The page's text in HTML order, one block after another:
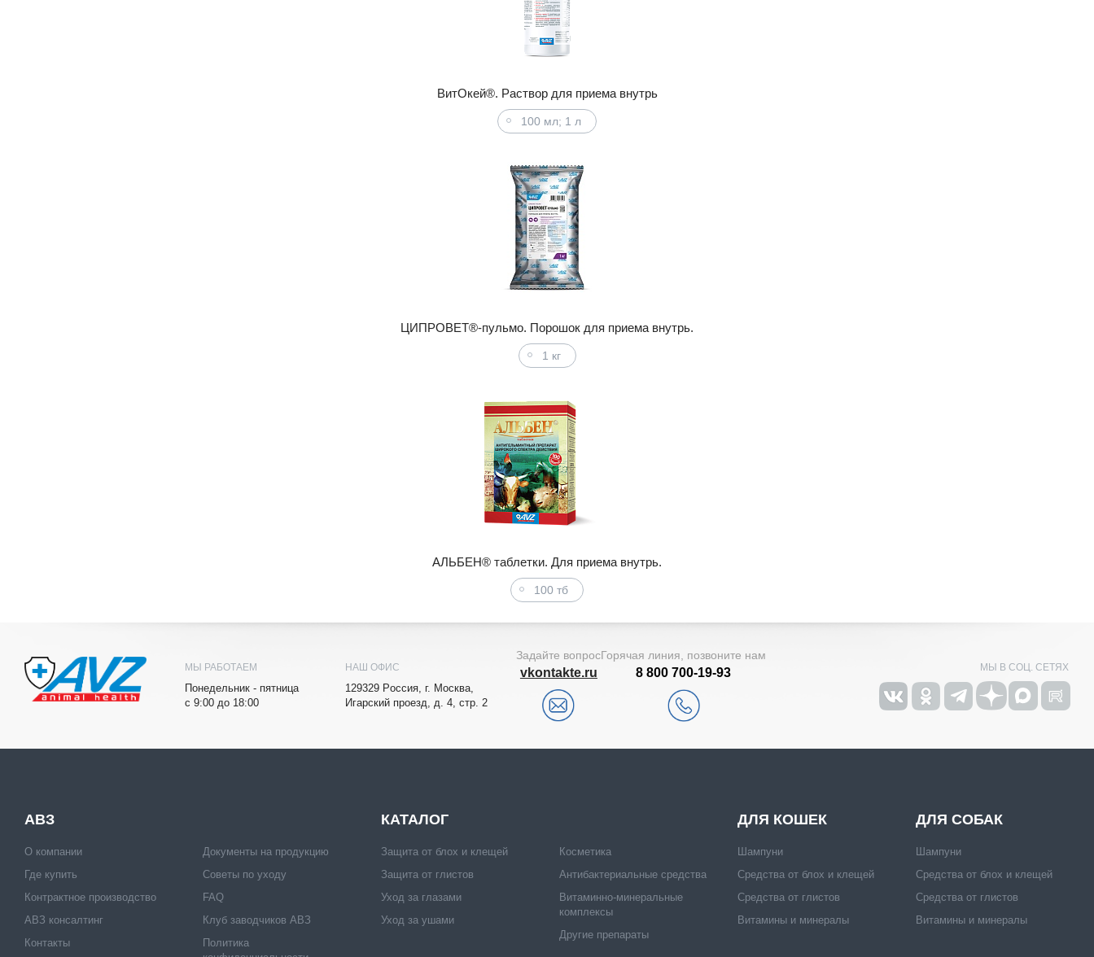
ВитОкей®. Раствор для приема внутрь
100 мл; 1 л
ЦИПРОВЕТ®-пульмо. Порошок для приема внутрь.
1 кг
АЛЬБЕН® таблетки. Для приема внутрь.
100 тб
МЫ РАБОТАЕМ
Понедельник - пятница
с 9:00 до 18:00
НАШ ОФИС
129329 Рoccия, г. Мocквa,
Игарский проезд, д. 4, стр. 2
Задайте вопрос
vkontakte.ru
Горячая линия, позвоните нам
8 800 700-19-93 МЫ В СОЦ. СЕТЯХ
АВЗ
О компании
Где купить
Контрактное производство
АВЗ консалтинг
Документы на продукцию
Советы по уходу
FAQ
Клуб заводчиков АВЗ
Контакты
Политика
КАТАЛОГ
Защита от блох и клещей
Защита от глистов
Уход за глазами
Уход за ушами
Косметика
Антибактериальные средства
Витаминно-минеральные
комплексы
Другие препараты
ДЛЯ КОШЕК
Шампуни
Средства от блох и клещей
Средства от глистов
Витамины и минералы
ДЛЯ СОБАК
Шампуни
Средства от блох и клещей
Средства от глистов
Витамины и минералы